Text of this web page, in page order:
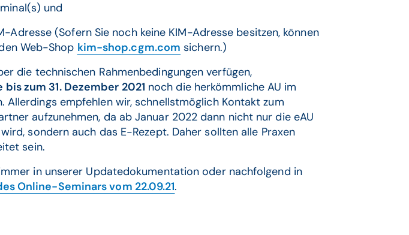
und
Adresse (Sofern Sie noch keine KIM-Adresse besitzen, können
Web-Shop kim-shop.cgm.com sichern.)
die technischen Rahmenbedingungen verfügen,
zum 31. Dezember 2021 noch die herkömmliche AU im
Allerdings empfehlen wir, schnellstmöglich Kontakt zum
aufzunehmen, da ab Januar 2022 dann nicht nur die eAU
sondern auch das E-Rezept. Daher sollten alle Praxen
sein.
in unserer Updatedokumentation oder nachfolgend in
Online-Seminars vom 22.09.21.